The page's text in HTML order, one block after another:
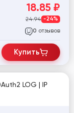
18.85 ₽
24.94 -24%
0 отзывов
Купить
LOG | IP